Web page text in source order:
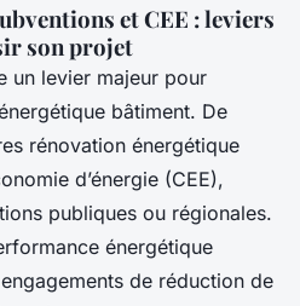
et CEE : leviers
son projet
un levier majeur pour
bâtiment. De
rénovation énergétique
d’énergie (CEE),
publiques ou régionales.
énergétique
de réduction de